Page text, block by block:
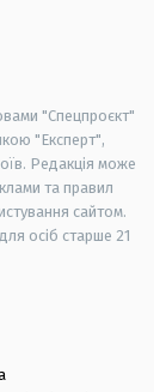
"Спецпроєкт"
"Експерт",
Редакція може
та правил
сайтом.
осіб старше 21